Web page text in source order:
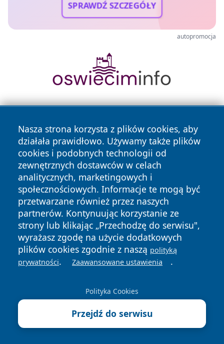
SPRAWDŹ SZCZEGÓŁY
autopromocja
Nasza strona korzysta z plików cookies, aby
działała prawidłowo. Używamy także plików
cookies i podobnych technologii od
zewnętrznych dostawców w celach
analitycznych, marketingowych i
społecznościowych. Informacje te mogą być
przetwarzane również przez naszych
partnerów. Kontynuując korzystanie ze
strony lub klikając „Przechodzę do serwisu",
wyrażasz zgodę na użycie dodatkowych
plików cookies zgodnie z naszą polityką
prywatności. Zaawansowane ustawienia .
Polityka Cookies
Przejdź do serwisu
Copyright © 2026 zywieconline.pl Wszystkie prawa
zastrzeżone.
News Autorzy
Polityka
Prywatności
Polityka
Cookies